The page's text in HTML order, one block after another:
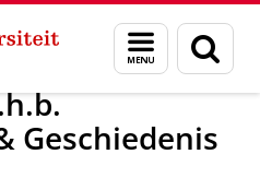
Menu
en
zoeken
Waar vindt u ons
Geschiedenis